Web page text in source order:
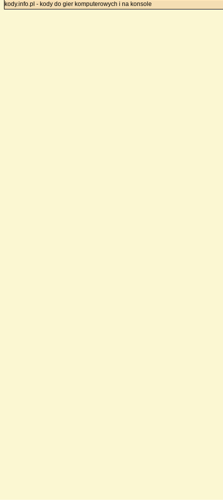
kody.info.pl - kody do gier komputerowych i na konsole